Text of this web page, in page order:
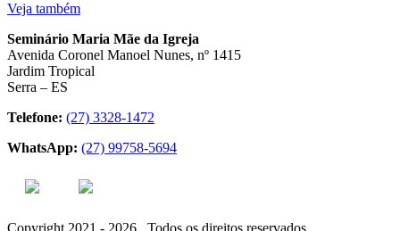
Veja também
Seminário Maria Mãe da Igreja
Avenida Coronel Manoel Nunes, nº 1415
Jardim Tropical
Serra – ES
Telefone: (27) 3328-1472
WhatsApp: (27) 99758-5694